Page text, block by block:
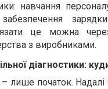
навчання
забезпечення
це можна через
з виробниками.
діагностики:
– лише початок.